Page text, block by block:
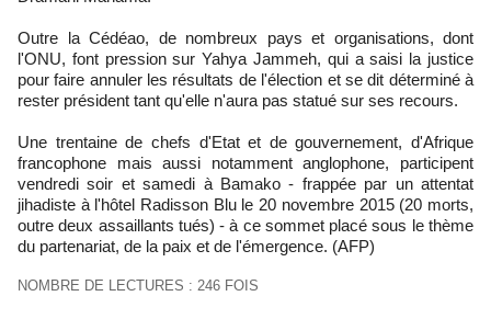
Outre la Cédéao, de nombreux pays et organisations, dont
l'ONU, font pression sur Yahya Jammeh, qui a saisi la justice
pour faire annuler les résultats de l'élection et se dit déterminé à
rester président tant qu'elle n'aura pas statué sur ses recours.
Une trentaine de chefs d'Etat et de gouvernement, d'Afrique
francophone mais aussi notamment anglophone, participent
vendredi soir et samedi à Bamako - frappée par un attentat
jihadiste à l'hôtel Radisson Blu le 20 novembre 2015 (20 morts,
outre deux assaillants tués) - à ce sommet placé sous le thème
du partenariat, de la paix et de l'émergence. (AFP)
NOMBRE DE LECTURES : 246 FOIS